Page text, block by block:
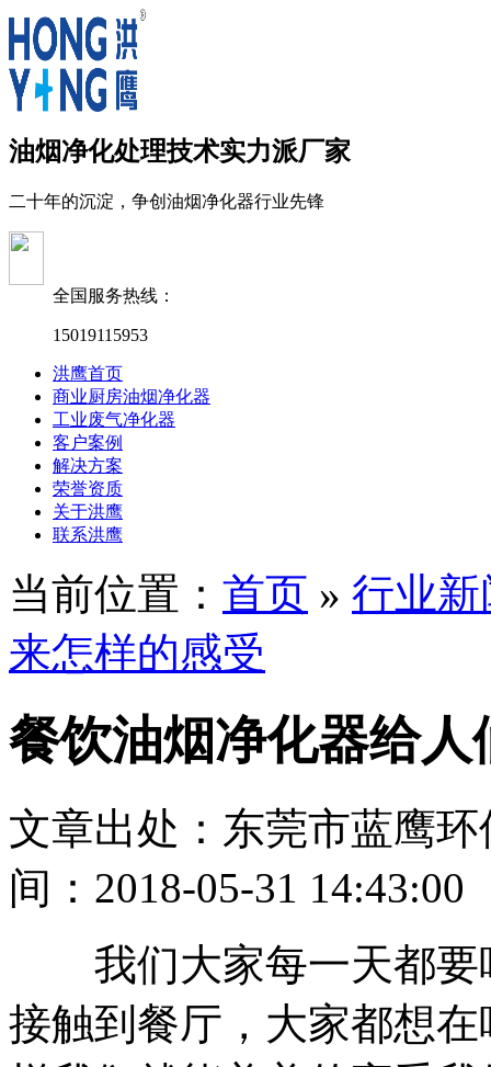
油烟净化处理技术实力派厂家
二十年的沉淀，争创油烟净化器行业先锋
全国服务热线：
15019115953
洪鹰首页
商业厨房油烟净化器
工业废气净化器
客户案例
解决方案
荣誉资质
关于洪鹰
联系洪鹰
当前位置： 首页 » 行业新
来怎样的感受
餐饮油烟净化器给
文章出处：东莞市蓝鹰
间：2018-05-31 14:43:00
我们大家每一天都要
接触到餐厅，大家都想